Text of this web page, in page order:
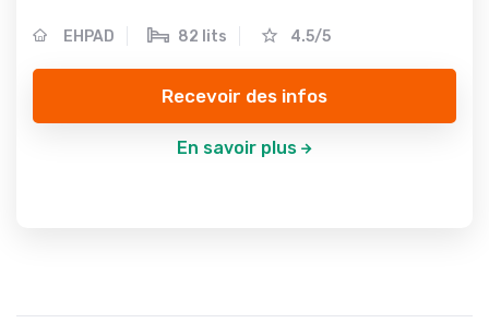
EHPAD 82 lits 4.5/5
Recevoir des infos
En savoir plus